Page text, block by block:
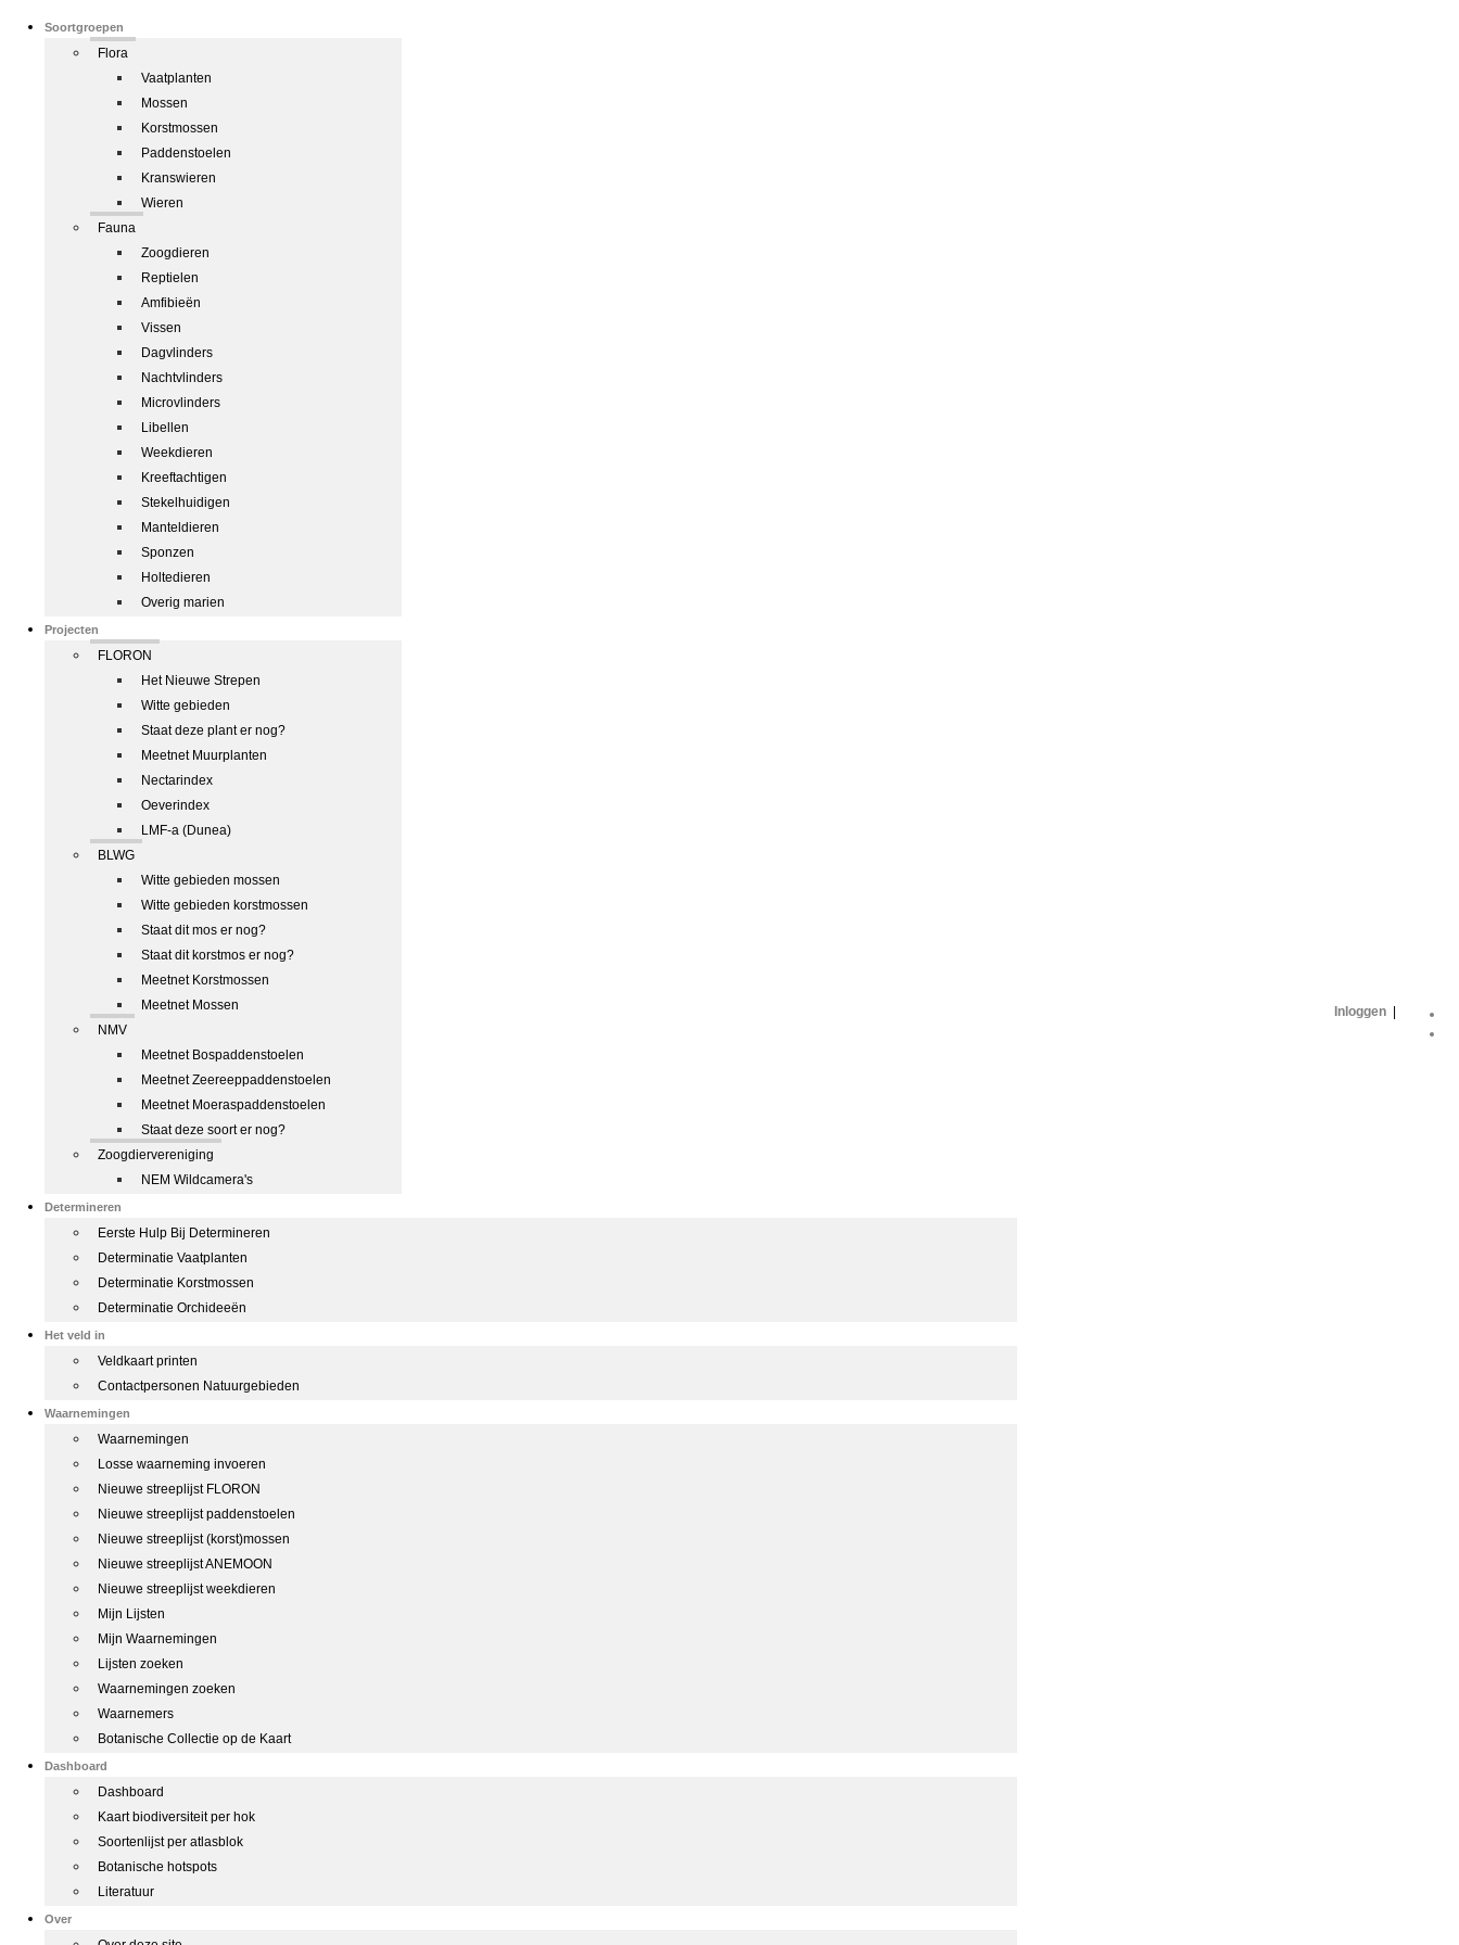
Soortgroepen
Flora
Vaatplanten
Mossen
Korstmossen
Paddenstoelen
Kranswieren
Wieren
Fauna
Zoogdieren
Reptielen
Amfibieën
Vissen
Dagvlinders
Nachtvlinders
Microvlinders
Libellen
Weekdieren
Kreeftachtigen
Stekelhuidigen
Manteldieren
Sponzen
Holtedieren
Overig marien
Projecten
FLORON
Het Nieuwe Strepen
Witte gebieden
Staat deze plant er nog?
Meetnet Muurplanten
Nectarindex
Oeverindex
LMF-a (Dunea)
BLWG
Witte gebieden mossen
Witte gebieden korstmossen
Staat dit mos er nog?
Staat dit korstmos er nog?
Meetnet Korstmossen
Meetnet Mossen
NMV
Meetnet Bospaddenstoelen
Meetnet Zeereeppaddenstoelen
Meetnet Moeraspaddenstoelen
Staat deze soort er nog?
Zoogdiervereniging
NEM Wildcamera's
Determineren
Eerste Hulp Bij Determineren
Determinatie Vaatplanten
Determinatie Korstmossen
Determinatie Orchideeën
Het veld in
Veldkaart printen
Contactpersonen Natuurgebieden
Waarnemingen
Waarnemingen
Losse waarneming invoeren
Nieuwe streeplijst FLORON
Nieuwe streeplijst paddenstoelen
Nieuwe streeplijst (korst)mossen
Nieuwe streeplijst ANEMOON
Nieuwe streeplijst weekdieren
Mijn Lijsten
Mijn Waarnemingen
Lijsten zoeken
Waarnemingen zoeken
Waarnemers
Botanische Collectie op de Kaart
Dashboard
Dashboard
Kaart biodiversiteit per hok
Soortenlijst per atlasblok
Botanische hotspots
Literatuur
Over
Inloggen